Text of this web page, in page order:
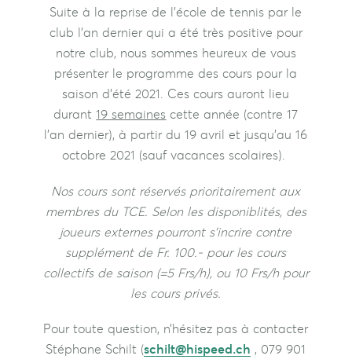
Suite à la reprise de l’école de tennis par le
club l’an dernier qui a été très positive pour
notre club, nous sommes heureux de vous
présenter le programme des cours pour la
saison d’été 2021. Ces cours auront lieu
durant19 semaines cette année (contre 17
l’an dernier), à partir du 19 avril et jusqu’au 16
octobre 2021 (sauf vacances scolaires).
Nos cours sont réservés prioritairement aux
membres du TCE. Selon les disponiblités, des
joueurs externes pourront s’incrire contre
supplément de Fr. 100.- pour les cours
collectifs de saison (=5 Frs/h), ou 10 Frs/h pour
les cours privés.
Pour toute question, n’hésitez pas à contacter
Stéphane Schilt (schilt@hispeed.ch , 079 901